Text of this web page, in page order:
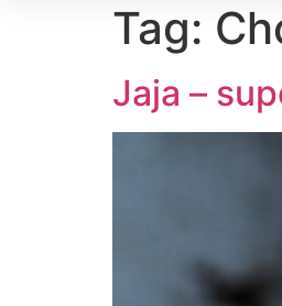
Tag:
Jaja –